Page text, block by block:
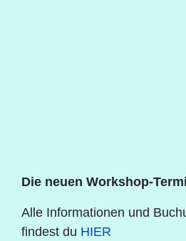
Die neuen Workshop-
Alle Informationen und
findest du HIER